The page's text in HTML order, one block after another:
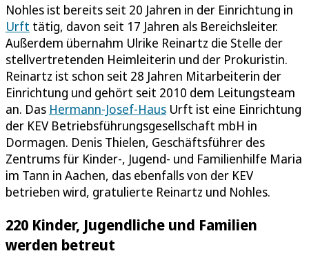
Nohles ist bereits seit 20 Jahren in der Einrichtung in
Urft tätig, davon seit 17 Jahren als Bereichsleiter.
Außerdem übernahm Ulrike Reinartz die Stelle der
stellvertretenden Heimleiterin und der Prokuristin.
Reinartz ist schon seit 28 Jahren Mitarbeiterin der
Einrichtung und gehört seit 2010 dem Leitungsteam
an. Das Hermann-Josef-Haus Urft ist eine Einrichtung
der KEV Betriebsführungsgesellschaft mbH in
Dormagen. Denis Thielen, Geschäftsführer des
Zentrums für Kinder-, Jugend- und Familienhilfe Maria
im Tann in Aachen, das ebenfalls von der KEV
betrieben wird, gratulierte Reinartz und Nohles.
220 Kinder, Jugendliche und Familien
werden betreut